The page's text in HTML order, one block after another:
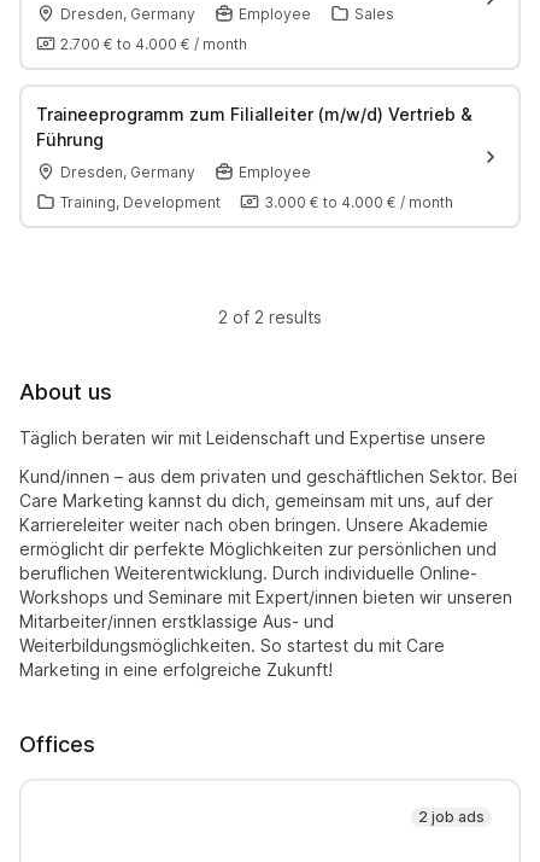
Dresden, Germany Employee
Sales
2.700 € to 4.000 € / month
Traineeprogramm zum Filialleiter (m/w/d) Vertrieb &
Führung
Dresden, Germany
Employee
Training, Development
3.000 € to 4.000 € / month
2 of 2 results
About us
Täglich beraten wir mit Leidenschaft und Expertise unsere
Kund/innen – aus dem privaten und geschäftlichen Sektor. Bei
Care Marketing kannst du dich, gemeinsam mit uns, auf der
Karriereleiter weiter nach oben bringen. Unsere Akademie
ermöglicht dir perfekte Möglichkeiten zur persönlichen und
beruflichen Weiterentwicklung. Durch individuelle Online-
Workshops und Seminare mit Expert/innen bieten wir unseren
Mitarbeiter/innen erstklassige Aus- und
Weiterbildungsmöglichkeiten. So startest du mit Care
Marketing in eine erfolgreiche Zukunft!
Offices
2 job ads